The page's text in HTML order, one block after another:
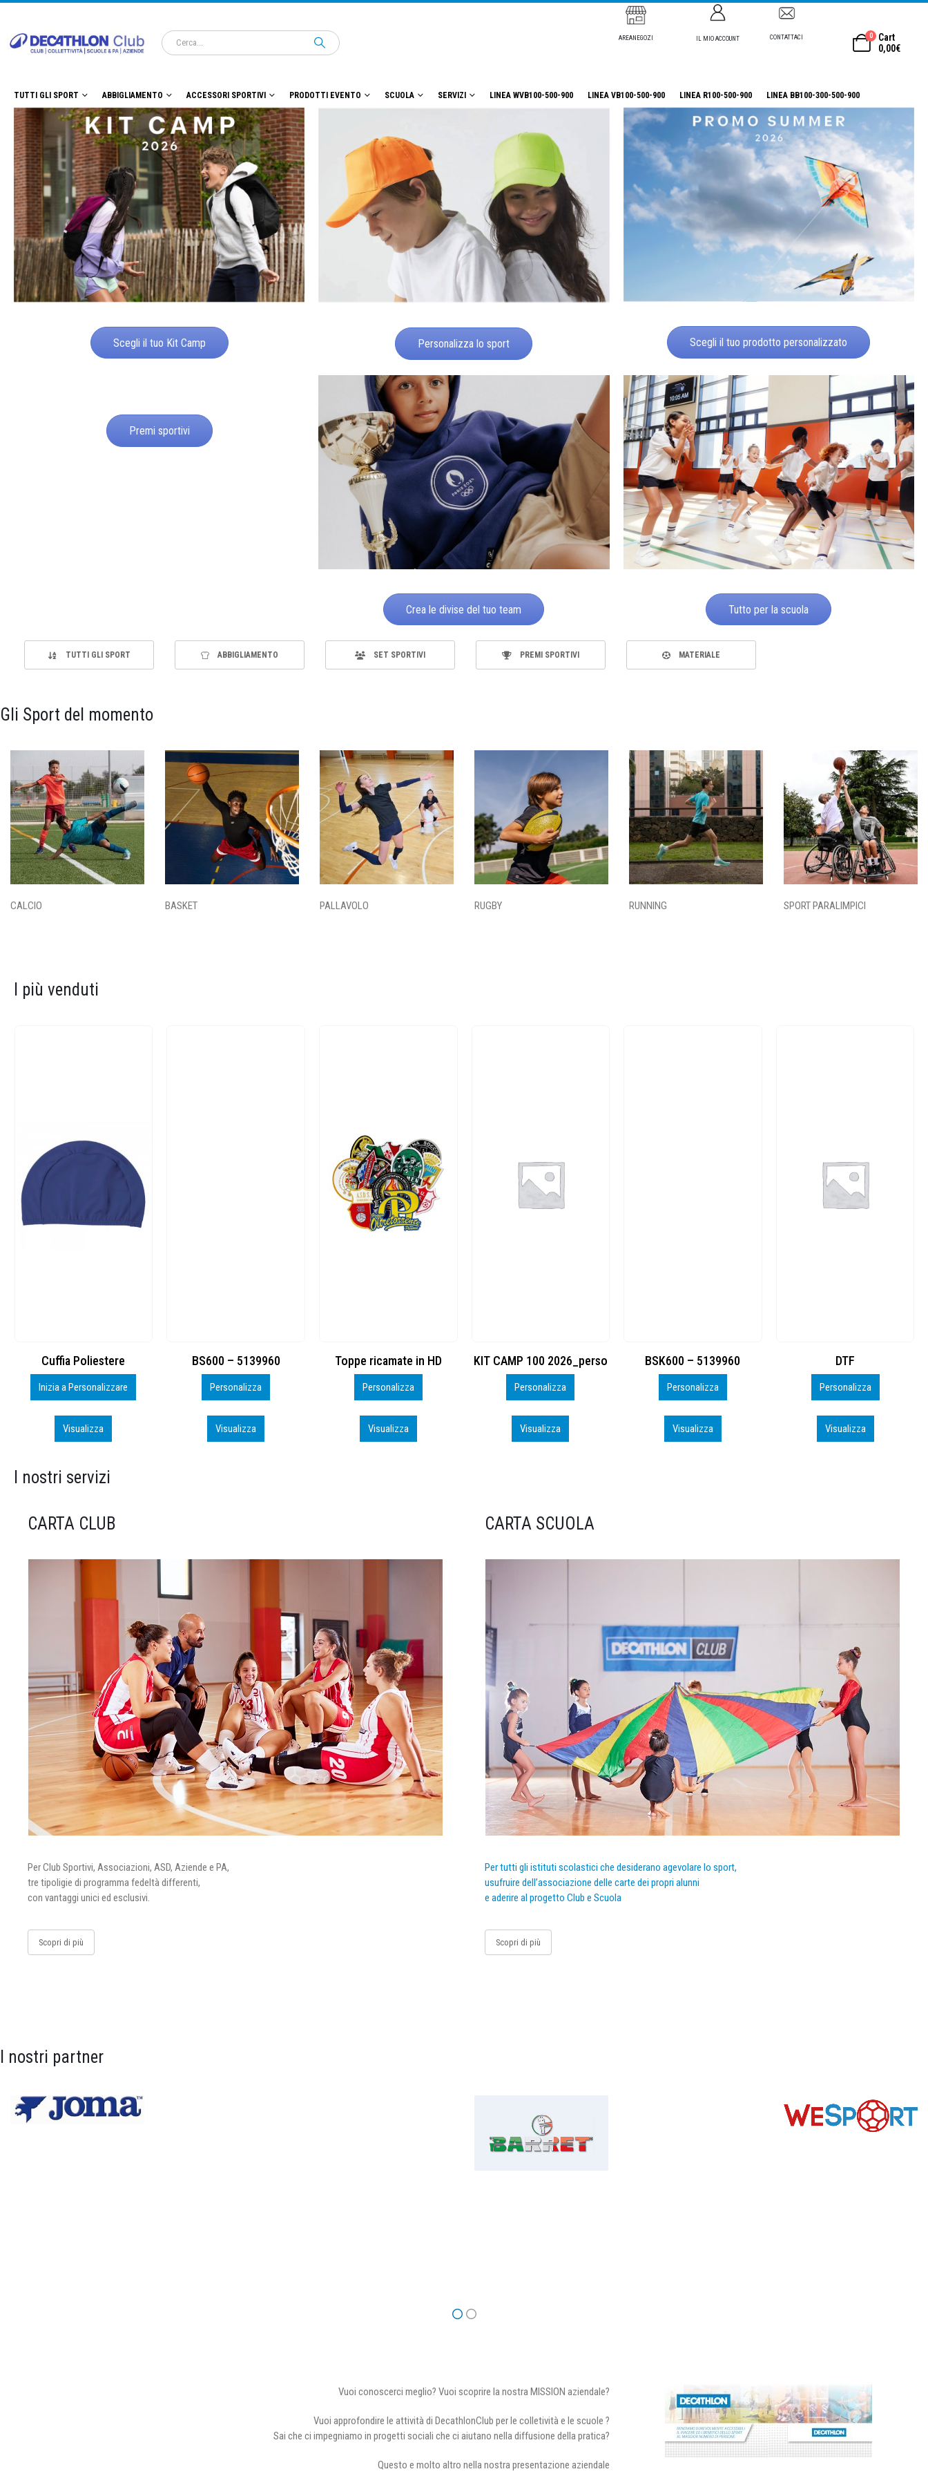
AREANEGOZI IL MIO ACCOUNT CONTATTACI 0
Cart
0,00€
TUTTI GLI SPORT ABBIGLIAMENTO ACCESSORI SPORTIVI PRODOTTI EVENTO SCUOLA SERVIZI LINEA WVB100-500-900 LINEA VB100-500-900 LINEA R100-500-900 LINEA BB100-300-500-900
Scegli il tuo Kit Camp Personalizza lo sport Scegli il tuo prodotto personalizzato
Premi sportivi
Crea le divise del tuo team Tutto per la scuola
TUTTI GLI SPORT ABBIGLIAMENTO SET SPORTIVI PREMI SPORTIVI MATERIALE
Gli Sport del momento
CALCIO BASKET PALLAVOLO RUGBY RUNNING SPORT PARALIMPICI
I più venduti
BS600 – 5139960
Personalizza
Visualizza
Toppe ricamate in HD
Personalizza
Visualizza
KIT CAMP 100 2026_perso
Personalizza
Visualizza
BSK600 – 5139960
Personalizza
Visualizza
DTF
Personalizza
Visualizza
BAHRAIN CA0407_PERSO
Personalizza
Visualizza
I nostri servizi
CARTA CLUB
Per Club Sportivi, Associazioni, ASD, Aziende e PA,
tre tipoligie di programma fedeltà differenti,
con vantaggi unici ed esclusivi.
Scopri di più
CARTA SCUOLA
Per tutti gli istituti scolastici che desiderano agevolare lo sport,
usufruire dell’associazione delle carte dei propri alunni
e aderire al progetto Club e Scuola
Scopri di più
I nostri partner
Vuoi conoscerci meglio? Vuoi scoprire la nostra MISSION aziendale?
Vuoi approfondire le attività di DecathlonClub per le colletività e le scuole ?
Sai che ci impegniamo in progetti sociali che ci aiutano nella diffusione della pratica?
Questo e molto altro nella nostra presentazione aziendale